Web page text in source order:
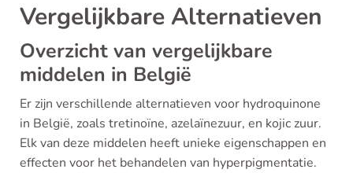
Vergelijkbare Alternatieven
Overzicht van vergelijkbare
middelen in België
Er zijn verschillende alternatieven voor hydroquinone
in België, zoals tretinoïne, azelaïnezuur, en kojic zuur.
Elk van deze middelen heeft unieke eigenschappen en
effecten voor het behandelen van hyperpigmentatie.